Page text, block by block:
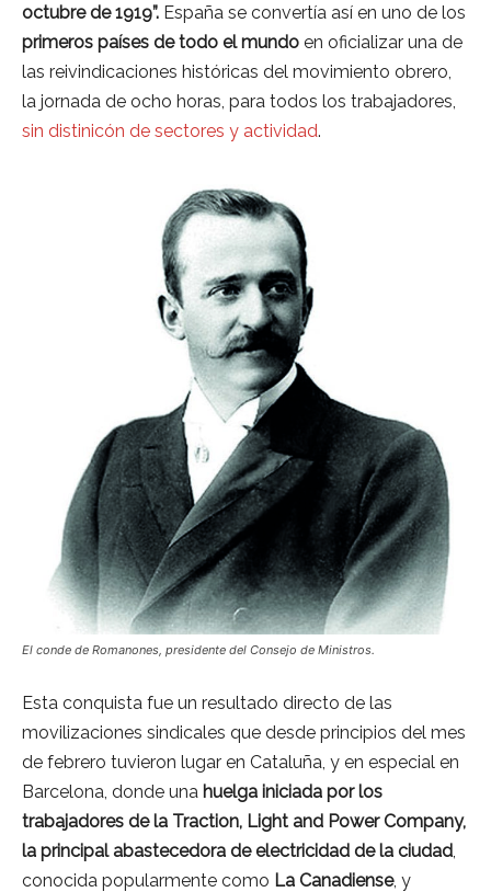
octubre de 1919”. España se convertía así en uno de los
primeros países de todo el mundo en oficializar una de
las reivindicaciones históricas del movimiento obrero,
la jornada de ocho horas, para todos los trabajadores,
sin distinicón de sectores y actividad.
El conde de Romanones, presidente del Consejo de Ministros.
Esta conquista fue un resultado directo de las
movilizaciones sindicales que desde principios del mes
de febrero tuvieron lugar en Cataluña, y en especial en
Barcelona, donde una huelga iniciada por los
trabajadores de la Traction, Light and Power Company,
la principal abastecedora de electricidad de la ciudad,
conocida popularmente como La Canadiense, y